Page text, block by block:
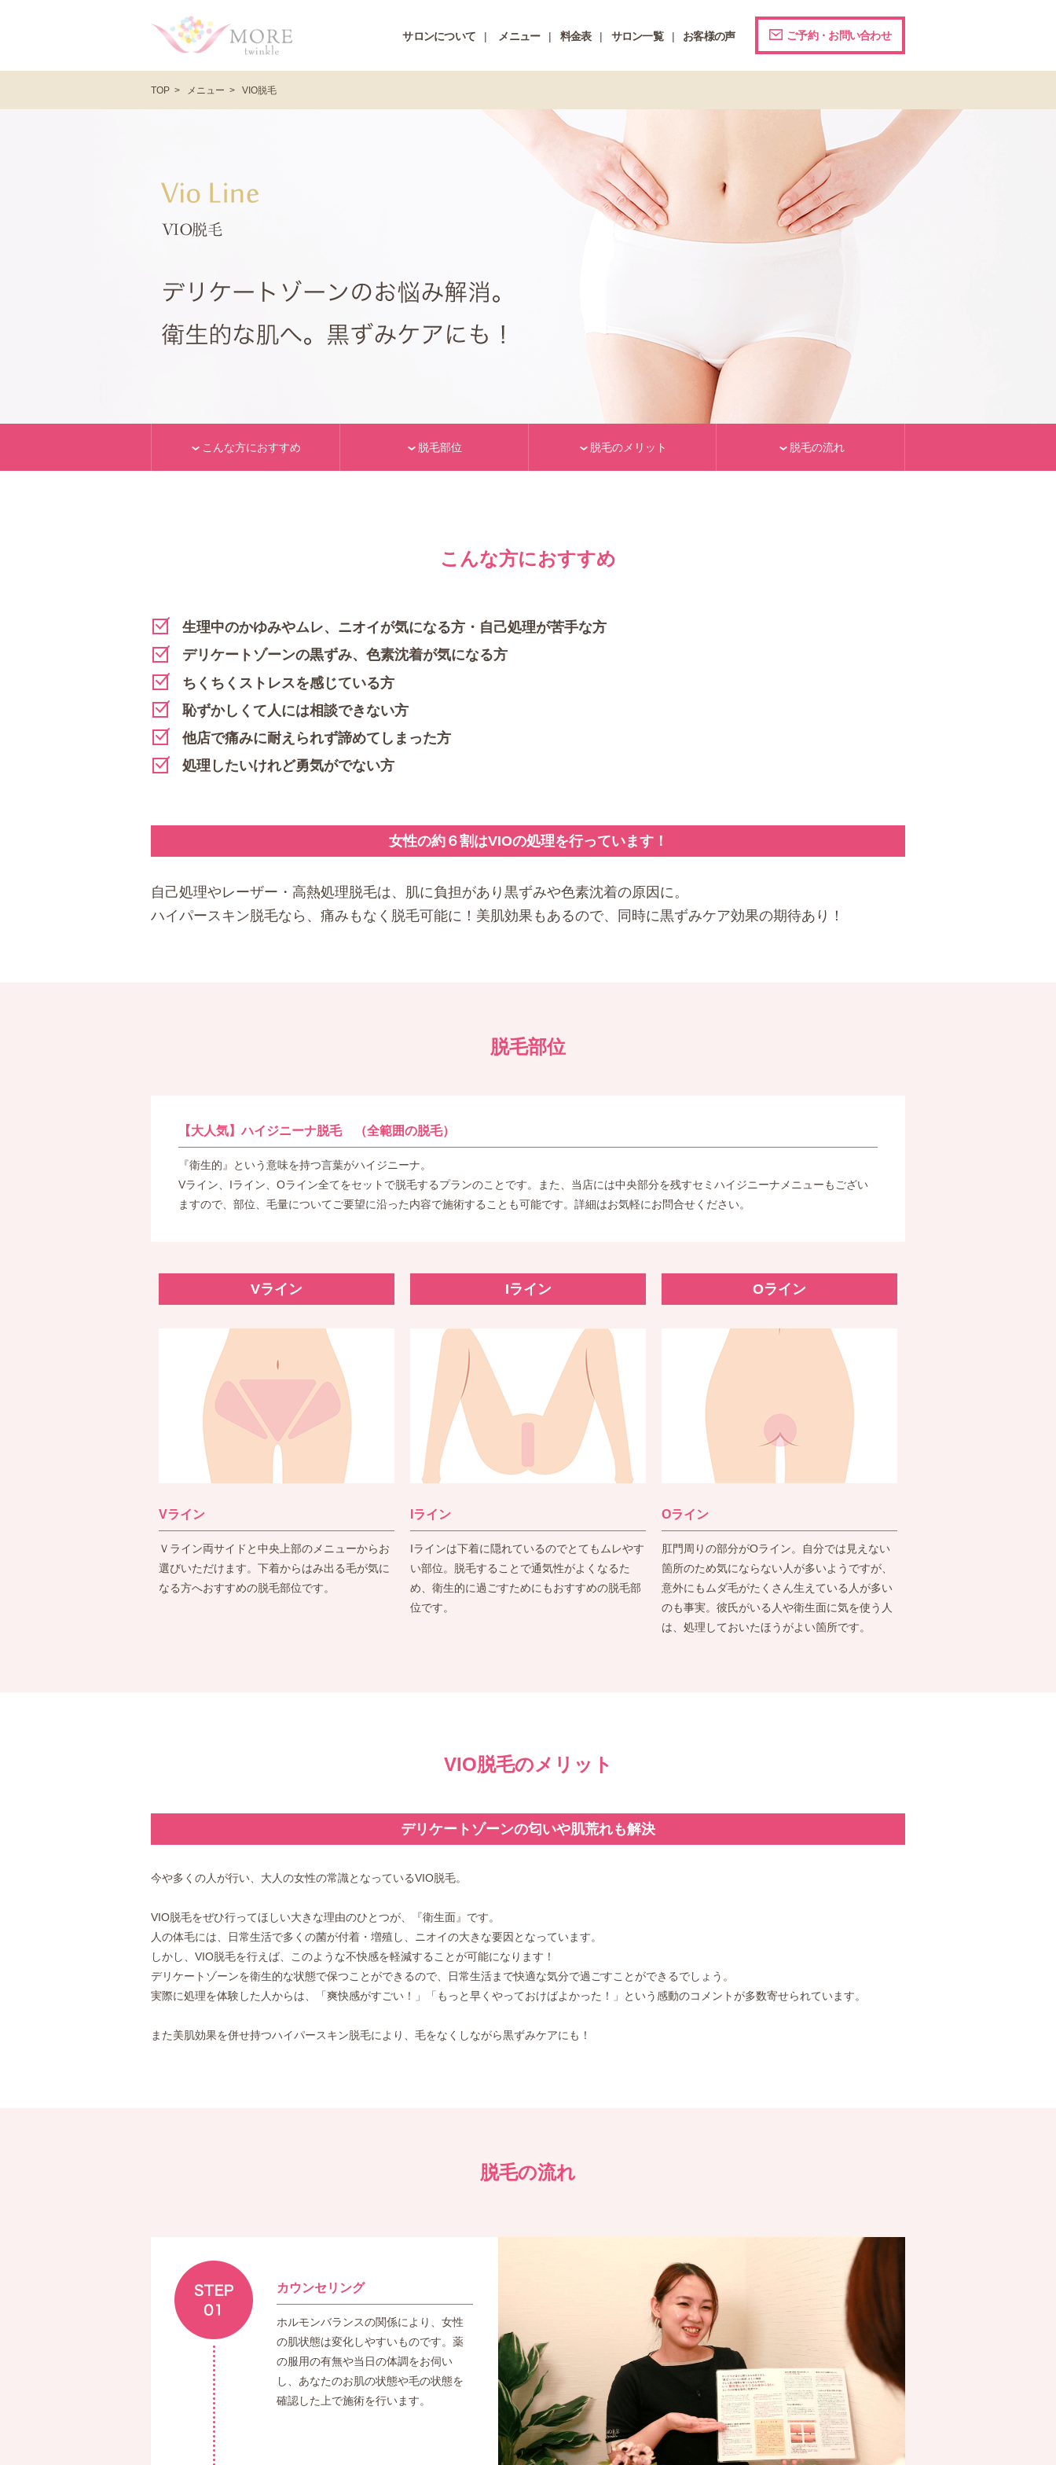
サロンについて メニュー 料金表 サロン一覧 お客様の声 ご予約・お問い合わせ
TOP メニュー VIO脱毛
こんな方におすすめ 脱毛部位 脱毛のメリット 脱毛の流れ
こんな方におすすめ
生理中のかゆみやムレ、ニオイが気になる方・自己処理が苦手な方
デリケートゾーンの黒ずみ、色素沈着が気になる方
ちくちくストレスを感じている方
恥ずかしくて人には相談できない方
他店で痛みに耐えられず諦めてしまった方
処理したいけれど勇気がでない方
女性の約６割はVIOの処理を行っています！
自己処理やレーザー・高熱処理脱毛は、肌に負担があり黒ずみや色素沈着の原因に。
ハイパースキン脱毛なら、痛みもなく脱毛可能に！美肌効果もあるので、同時に黒ずみケア効果の期待あり！
脱毛部位
【大人気】ハイジニーナ脱毛 （全範囲の脱毛）
『衛生的』という意味を持つ言葉がハイジニーナ。
Vライン、Iライン、Oライン全てをセットで脱毛するプランのことです。また、当店には中央部分を残すセミハイジニーナメニューもござい
ますので、部位、毛量についてご要望に沿った内容で施術することも可能です。詳細はお気軽にお問合せください。
Vライン
Vライン
Ｖライン両サイドと中央上部のメニューからお
選びいただけます。下着からはみ出る毛が気に
なる方へおすすめの脱毛部位です。
Iライン
Iライン
Iラインは下着に隠れているのでとてもムレやす
い部位。脱毛することで通気性がよくなるた
め、衛生的に過ごすためにもおすすめの脱毛部
位です。
Oライン
Oライン
肛門周りの部分がOライン。自分では見えない
箇所のため気にならない人が多いようですが、
意外にもムダ毛がたくさん生えている人が多い
のも事実。彼氏がいる人や衛生面に気を使う人
は、処理しておいたほうがよい箇所です。
VIO脱毛のメリット
デリケートゾーンの匂いや肌荒れも解決
今や多くの人が行い、大人の女性の常識となっているVIO脱毛。
VIO脱毛をぜひ行ってほしい大きな理由のひとつが、『衛生面』です。
人の体毛には、日常生活で多くの菌が付着・増殖し、ニオイの大きな要因となっています。
しかし、VIO脱毛を行えば、このような不快感を軽減することが可能になります！
デリケートゾーンを衛生的な状態で保つことができるので、日常生活まで快適な気分で過ごすことができるでしょう。
実際に処理を体験した人からは、「爽快感がすごい！」「もっと早くやっておけばよかった！」という感動のコメントが多数寄せられています。
また美肌効果を併せ持つハイパースキン脱毛により、毛をなくしながら黒ずみケアにも！
脱毛の流れ
カウンセリング
ホルモンバランスの関係により、女性
の肌状態は変化しやすいものです。薬
の服用の有無や当日の体調をお伺い
し、あなたのお肌の状態や毛の状態を
確認した上で施術を行います。